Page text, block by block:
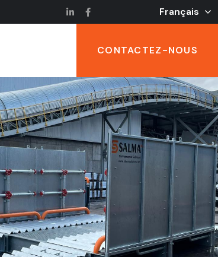
Français
CONTACTEZ-NOUS